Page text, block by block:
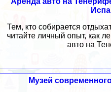
Тем, кто собирается
читайте личный опыт, как
авто на
Музей